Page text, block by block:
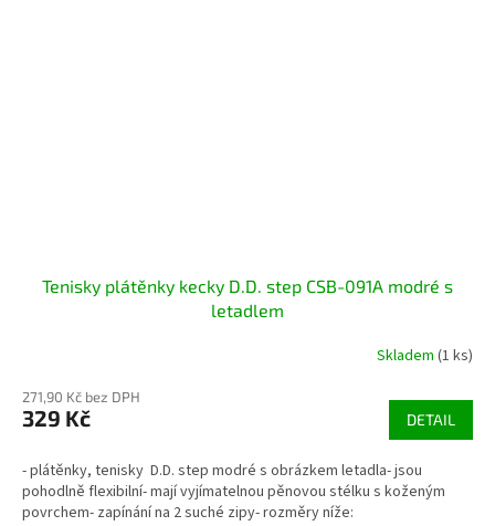
Tenisky plátěnky kecky D.D. step CSB-091A modré s
letadlem
Skladem (1 ks)
271,90 Kč bez DPH
329 Kč DETAIL
- plátěnky, tenisky D.D. step modré s obrázkem letadla- jsou
pohodlně flexibilní- mají vyjímatelnou pěnovou stélku s koženým
povrchem- zapínání na 2 suché zipy- rozměry níže: